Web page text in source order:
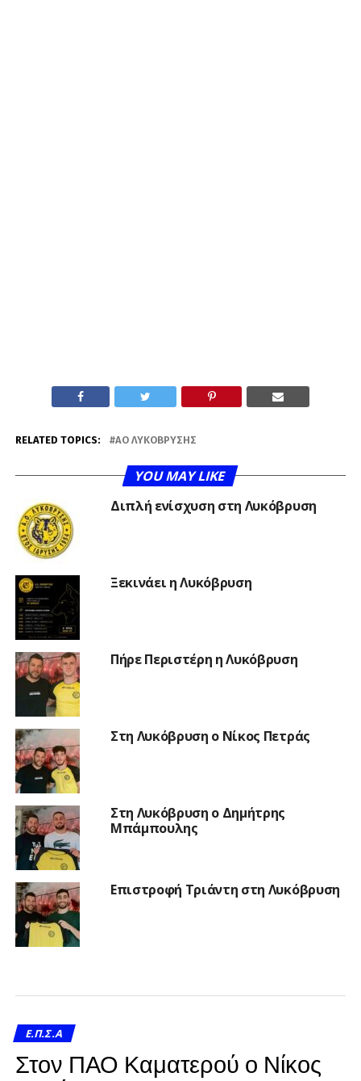
RELATED TOPICS: ΑΟ ΛΥΚΌΒΡΥΣΗΣ
YOU MAY LIKE
Διπλή ενίσχυση στη Λυκόβρυση
Ξεκινάει η Λυκόβρυση
Πήρε Περιστέρη η Λυκόβρυση
Στη Λυκόβρυση ο Νίκος Πετράς
Στη Λυκόβρυση ο Δημήτρης
Μπάμπουλης
Επιστροφή Τριάντη στη Λυκόβρυση
Ε.Π.Σ.Α
Στον ΠΑΟ Καματερού ο Νίκος